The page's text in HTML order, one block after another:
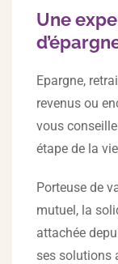
Une
Epargne,
revenus ou
vous
étape de la
Porteuse de
mutuel, la
attachée
ses solutions